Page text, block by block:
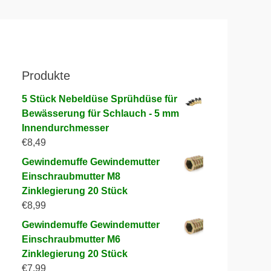
Produkte
5 Stück Nebeldüse Sprühdüse für
Bewässerung für Schlauch - 5 mm
Innendurchmesser
€8,49
Gewindemuffe Gewindemutter
Einschraubmutter M8
Zinklegierung 20 Stück
€8,99
Gewindemuffe Gewindemutter
Einschraubmutter M6
Zinklegierung 20 Stück
€7,99